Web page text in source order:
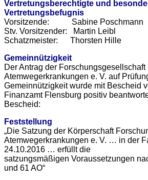
Vertretungsberechtigte und
Vertretungsbefugnis
Vorsitzende: Sabine Poschmann
Stv. Vorsitzender: Martin Leibl
Schatzmeister: Thorsten Hille
Gemeinnützigkeit
Der Antrag der Forschungsgesellschaft
Atemwegerkrankungen e. V. auf
Gemeinnützigkeit wurde mit Bescheid
Finanzamt Flensburg positiv
Bescheid:
Feststellung
„Die Satzung der Körperschaft
Atemwegerkrankungen e. V. … in der
24.10.2016 … erfüllt die
satzungsmäßigen Voraussetzungen
und 61 AO“